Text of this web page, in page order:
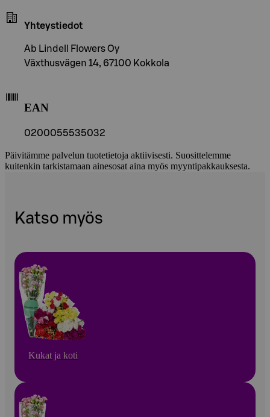
Yhteystiedot
Ab Lindell Flowers Oy
Växthusvägen 14, 67100 Kokkola
EAN
0200055535032
Päivitämme palvelun tuotetietoja aktiivisesti. Suosittelemme
kuitenkin tarkistamaan ainesosat aina myös myyntipakkauksesta.
Katso myös
Kukat ja koti